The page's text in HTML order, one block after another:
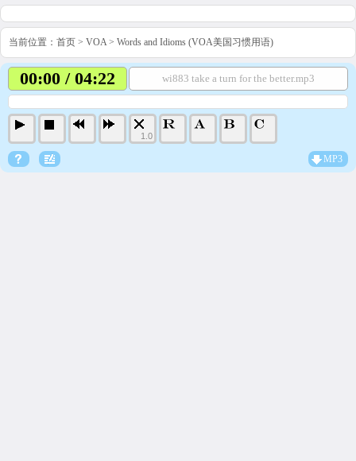
当前位置： 首页 > VOA> Words and Idioms (VOA美国习惯用语)
00:00 / 04:22 wi883 take a turn for the better.mp3
1.0
MP3